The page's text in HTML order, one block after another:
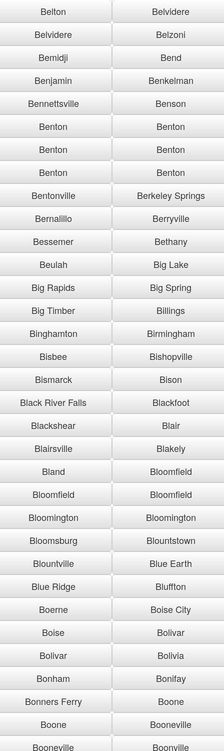
Belton
Belvidere
Belvidere
Belzoni
Bemidji
Bend
Benjamin
Benkelman
Bennettsville
Benson
Benton
Benton
Benton
Benton
Benton
Benton
Bentonville
Berkeley Springs
Bernalillo
Berryville
Bessemer
Bethany
Beulah
Big Lake
Big Rapids
Big Spring
Big Timber
Billings
Binghamton
Birmingham
Bisbee
Bishopville
Bismarck
Bison
Black River Falls
Blackfoot
Blackshear
Blair
Blairsville
Blakely
Bland
Bloomfield
Bloomfield
Bloomfield
Bloomington
Bloomington
Bloomsburg
Blountstown
Blountville
Blue Earth
Blue Ridge
Bluffton
Boerne
Boise City
Boise
Bolivar
Bolivar
Bolivia
Bonham
Bonifay
Bonners Ferry
Boone
Boone
Booneville
Booneville
Boonville